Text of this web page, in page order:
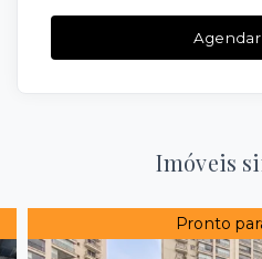
Agendar
Imóveis
Pronto